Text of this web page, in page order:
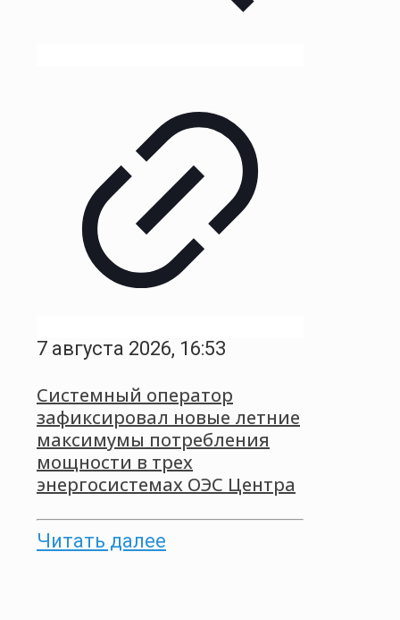
7 августа 2026, 16:53
Системный оператор
зафиксировал новые летние
максимумы потребления
мощности в трех
энергосистемах ОЭС Центра
Читать далее